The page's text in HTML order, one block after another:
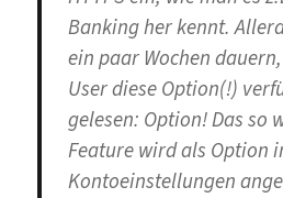
Banking her kennt.
ein paar Wochen
User diese Option(!)
gelesen: Option! Das so
Feature wird als Option
Kontoeinstellungen